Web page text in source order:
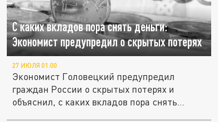
С каких вкладов пора снять деньги:
Экономист предупредил о скрытых потерях
27 ИЮЛЯ 01:00
Экономист Головецкий предупредил
граждан России о скрытых потерях и
объяснил, с каких вкладов пора снять...